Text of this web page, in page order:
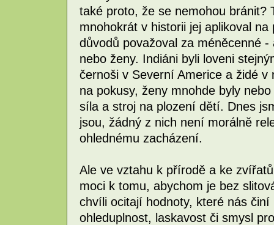
také proto, že se nemohou bránit?
mnohokrát v historii jej aplikoval
důvodů považoval za méněcenné
nebo ženy. Indiáni byli loveni
černoši v Severní Americe a židé
na pokusy, ženy mnohde byly
síla a stroj na plození dětí. Dnes
jsou, žádný z nich není morálně
ohlednému zacházení.
Ale ve vztahu k přírodě a ke
moci k tomu, abychom je bez
chvíli ocitají hodnoty, které nás
ohleduplnost, laskavost či smysl